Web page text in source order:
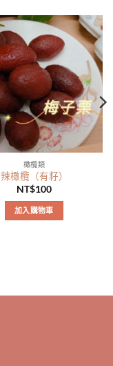
橄欖類
辣橄欖（有籽）
NT$100
加入購物車